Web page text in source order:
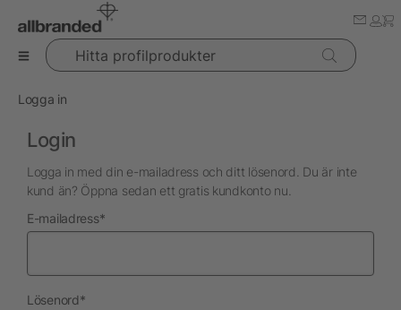
Hitta profilprodukter
Logga in
Login
Logga in med din e-mailadress och ditt lösenord. Du är inte
kund än? Öppna sedan ett gratis kundkonto nu.
E-mailadressnödvändig
*
Lösenordnödvändig
*